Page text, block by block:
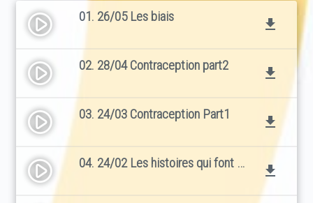
play_circle_filled 01. 26/05 Les biais file_download
play_circle_filled 02. 28/04 Contraception part2 file_download
play_circle_filled 03. 24/03 Contraception Part1 file_download
play_circle_filled 04. 24/02 Les histoires qui font notre monde file_download